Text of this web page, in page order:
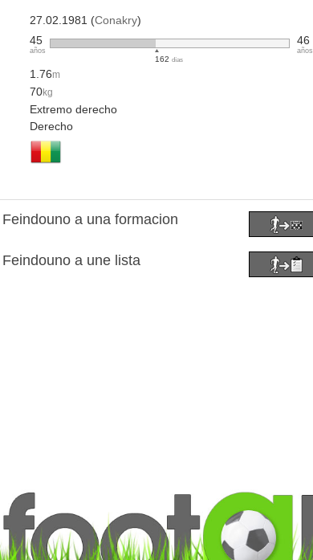
27.02.1981 (Conakry)
45
años
162 días
46
años
1.76m
70kg
Extremo derecho
Derecho
a una formacion
a une lista